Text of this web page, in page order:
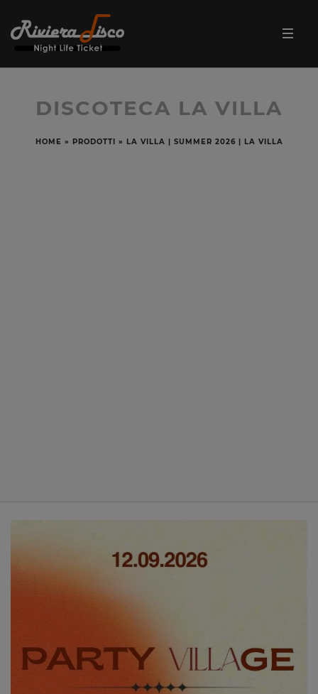
DISCOTECA LA VILLA
HOME » PRODOTTI » LA VILLA | SUMMER 2026 | LA VILLA